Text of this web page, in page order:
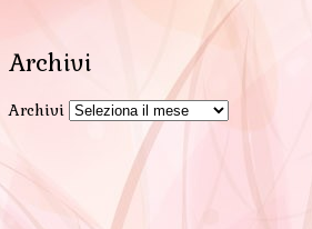
Archivi
Archivi